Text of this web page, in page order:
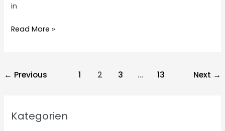
in
Kaninchen
Read More »
Post
← Previous 1 2 3 ... 13 Next →
Kategorien